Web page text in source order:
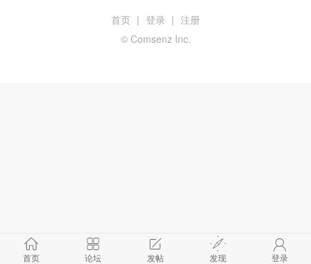
首页 论坛 发帖 发现 登录
首页 | 登录 | 注册
© Comsenz Inc.